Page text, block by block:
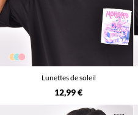
Lunettes de soleil
12,99 €